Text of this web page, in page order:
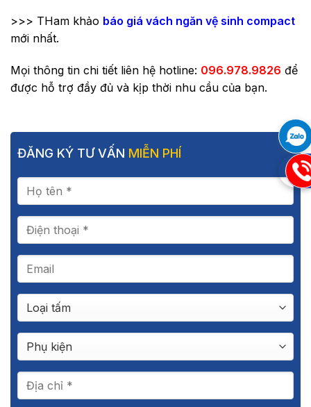
>>> THam khảo báo giá vách ngăn vệ sinh compact
mới nhất.
Mọi thông tin chi tiết liên hệ hotline: 096.978.9826 để
được hỗ trợ đầy đủ và kịp thời nhu cầu của bạn.
ĐĂNG KÝ TƯ VẤN MIỄN PHÍ